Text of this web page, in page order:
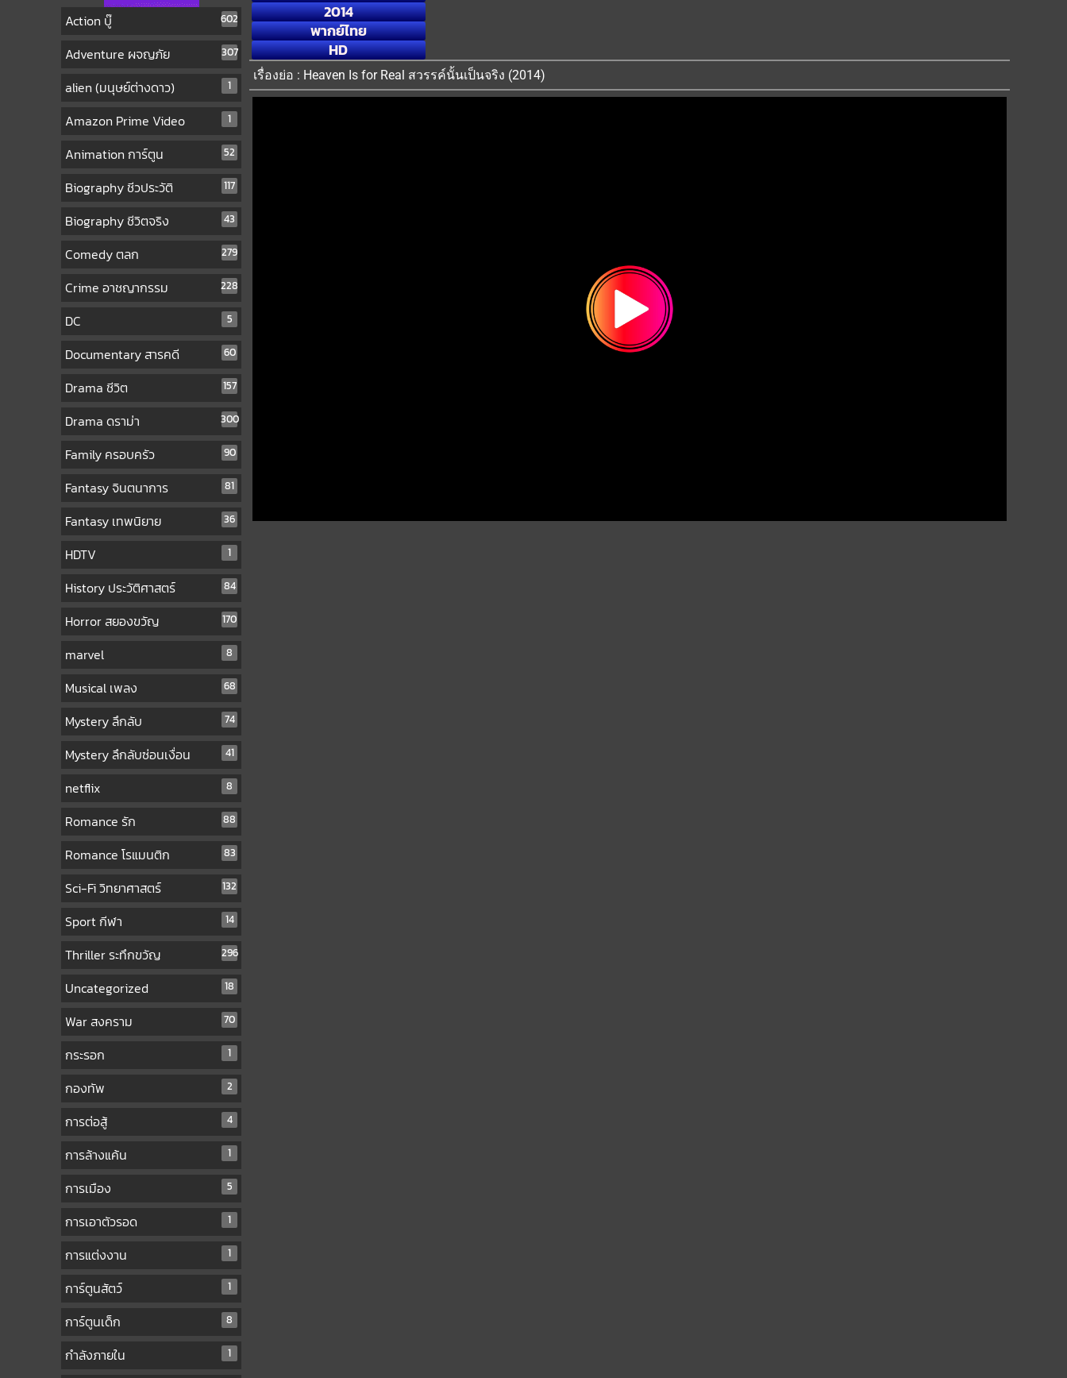
Action บู๊ 602
Adventure ผจญภัย 307
alien (มนุษย์ต่างดาว) 1
Amazon Prime Video 1
Animation การ์ตูน 52
Biography ชีวประวัติ 117
Biography ชีวิตจริง 43
Comedy ตลก 279
Crime อาชญากรรม 228
DC 5
Documentary สารคดี 60
Drama ชีวิต 157
Drama ดราม่า 300
Family ครอบครัว 90
Fantasy จินตนาการ 81
Fantasy เทพนิยาย 36
HDTV 1
History ประวัติศาสตร์ 84
Horror สยองขวัญ 170
marvel 8
Musical เพลง 68
Mystery ลึกลับ 74
Mystery ลึกลับซ่อนเงื่อน 41
netflix 8
Romance รัก 88
Romance โรแมนติก 83
Sci-Fi วิทยาศาสตร์ 132
Sport กีฬา 14
Thriller ระทึกขวัญ 296
Uncategorized 18
War สงคราม 70
กระรอก 1
กองทัพ 2
การต่อสู้ 4
การล้างแค้น 1
การเมือง 5
การเอาตัวรอด 1
การแต่งงาน 1
การ์ตูนสัตว์ 1
การ์ตูนเด็ก 8
กำลังภายใน 1
2014
พากย์ไทย
HD
เรื่องย่อ : Heaven Is for Real สวรรค์นั้นเป็นจริง (2014)